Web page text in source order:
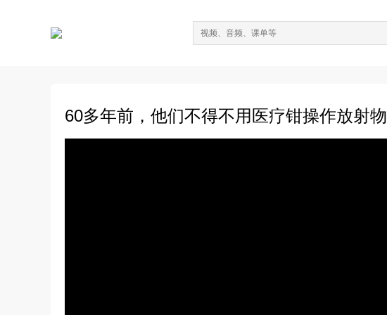
60多年前，他们不得不用医疗钳操作放射物